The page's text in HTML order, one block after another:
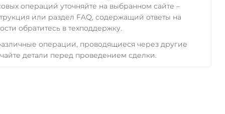
операций уточняйте на выбранном сайте –
или раздел FAQ, содержащий ответы на
обратитесь в техподдержку.
операции, проводящиеся через другие
детали перед проведением сделки.